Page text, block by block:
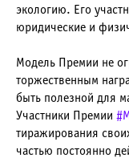
экологию. Его
юридические и
Модель Премии не
торжественным
быть полезной для
Участники Премии
тиражирования
частью постоянно